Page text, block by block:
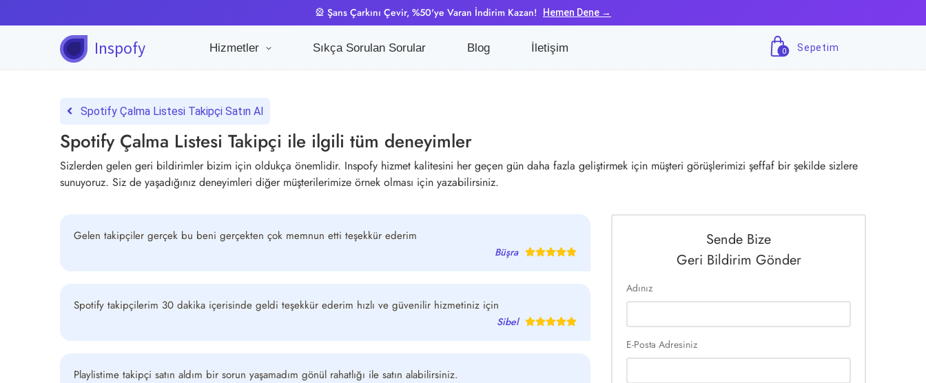
🎡 Şans Çarkını Çevir, %50'ye Varan İndirim Kazan! Hemen Dene →
Inspofy Hizmetler Sıkça Sorulan Sorular Blog İletişim 0 Sepetim
Spotify Çalma Listesi Takipçi Satın Al
Spotify Çalma Listesi Takipçi ile ilgili tüm deneyimler
Sizlerden gelen geri bildirimler bizim için oldukça önemlidir. Inspofy hizmet kalitesini her geçen gün daha fazla geliştirmek için müşteri görüşlerimizi şeffaf bir şekilde sizlere
sunuyoruz. Siz de yaşadığınız deneyimleri diğer müşterilerimize örnek olması için yazabilirsiniz.
Gelen takipçiler gerçek bu beni gerçekten çok memnun etti teşekkür ederim
Büşra
Spotify takipçilerim 30 dakika içerisinde geldi teşekkür ederim hızlı ve güvenilir hizmetiniz için
Sibel
Playlistime takipçi satın aldım bir sorun yaşamadım gönül rahatlığı ile satın alabilirsiniz.
Sende Bize
Geri Bildirim Gönder
Adınız
E-Posta Adresiniz